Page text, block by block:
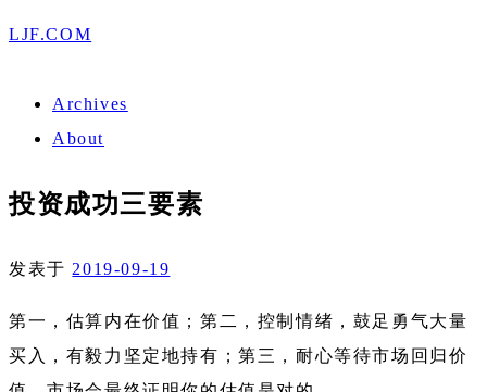
LJF.COM
Archives
About
投资成功三要素
发表于 2019-09-19
第一，估算内在价值；第二，控制情绪，鼓足勇气大量
买入，有毅力坚定地持有；第三，耐心等待市场回归价